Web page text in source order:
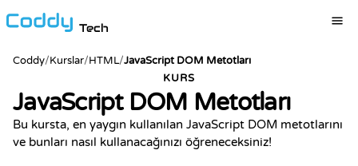
Tech
Coddy/Kurslar/HTML/JavaScript DOM Metotları
KURS
JavaScript DOM Metotları
Bu kursta, en yaygın kullanılan JavaScript DOM metotlarını
ve bunları nasıl kullanacağınızı öğreneceksiniz!